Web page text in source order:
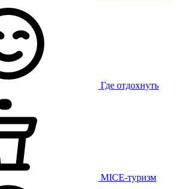
Где отдохнуть
MICE-туризм